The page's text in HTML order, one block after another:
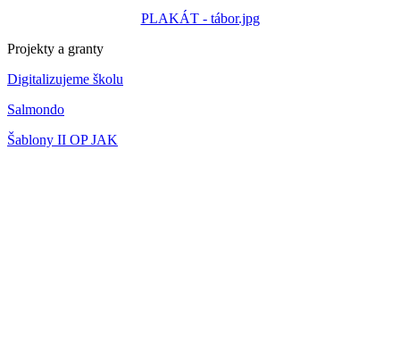
PLAKÁT - tábor.jpg
Projekty a granty
Digitalizujeme školu
Salmondo
Šablony II OP JAK